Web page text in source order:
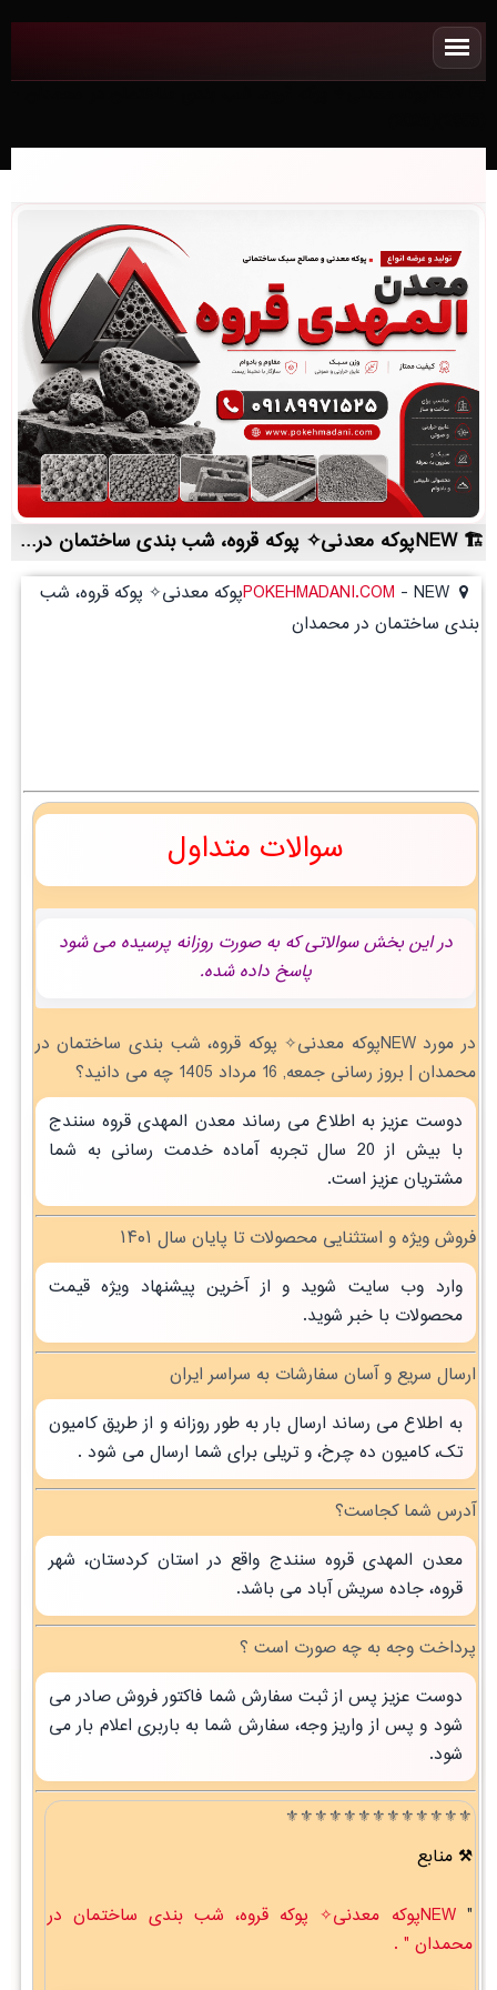
NEWپوکه معدنی✧ پوکه قروه، شب بندی ساختمان در محمدان | لیست قیمت روز و خرید مستقیم ، مناسب تر از نمایندگی شهرستان ها
POKEHMADANI.COM -
NEWپوکه معدنی✧ پوکه قروه، شب
بندی ساختمان در محمدان
سوالات متداول
در این بخش سوالاتی که به صورت روزانه پرسیده می شود
پاسخ داده شده.
در مورد NEWپوکه معدنی✧ پوکه قروه، شب بندی ساختمان در
محمدان | بروز رسانی جمعه, 16 مرداد 1405 چه می دانید؟
دوست عزیز به اطلاع می رساند معدن المهدی قروه سنندج
با بیش از 20 سال تجربه آماده خدمت رسانی به شما
مشتریان عزیز است.
فروش ویژه و استثنایی محصولات تا پایان سال ۱۴۰۱
وارد وب سایت شوید و از آخرین پیشنهاد ویژه قیمت
محصولات با خبر شوید.
ارسال سریع و آسان سفارشات به سراسر ایران
به اطلاع می رساند ارسال بار به طور روزانه و از طریق کامیون
تک، کامیون ده چرخ، و تریلی برای شما ارسال می شود .
آدرس شما کجاست؟
معدن المهدی قروه سنندج واقع در استان کردستان، شهر
قروه، جاده سریش آباد می باشد.
پرداخت وجه به چه صورت است ؟
دوست عزیز پس از ثبت سفارش شما فاکتور فروش صادر می
شود و پس از واریز وجه، سفارش شما به باربری اعلام بار می
شود.
⚜️⚜️⚜️⚜️⚜️⚜️⚜️⚜️⚜️⚜️⚜️⚜️⚜️
منابع
"
NEWپوکه معدنی✧ پوکه قروه، شب بندی ساختمان در
محمدان " .